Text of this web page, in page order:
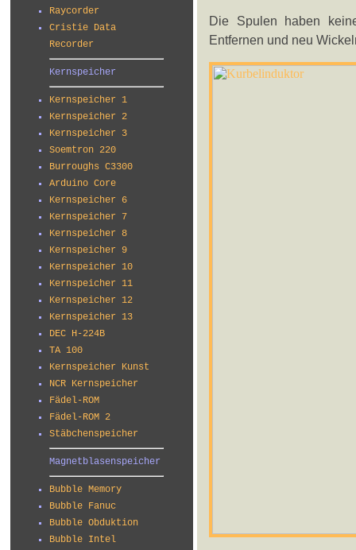
Raycorder
Cristie Data
Recorder
Kernspeicher
Kernspeicher 1
Kernspeicher 2
Kernspeicher 3
Soemtron 220
Burroughs C3300
Arduino Core
Kernspeicher 6
Kernspeicher 7
Kernspeicher 8
Kernspeicher 9
Kernspeicher 10
Kernspeicher 11
Kernspeicher 12
Kernspeicher 13
DEC H-224B
TA 100
Kernspeicher Kunst
NCR Kernspeicher
Fädel-ROM
Fädel-ROM 2
Stäbchenspeicher
Magnetblasenspeicher
Bubble Memory
Bubble Fanuc
Bubble Obduktion
Bubble Intel
Die Spulen haben
Entfernen und neu